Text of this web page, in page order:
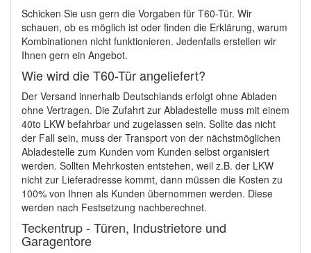
Schicken Sie usn gern die Vorgaben für T60-Tür. Wir
schauen, ob es möglich ist oder finden die Erklärung, warum
Kombinationen nicht funktionieren. Jedenfalls erstellen wir
Ihnen gern ein Angebot.
Wie wird die T60-Tür angeliefert?
Der Versand innerhalb Deutschlands erfolgt ohne Abladen
ohne Vertragen. Die Zufahrt zur Abladestelle muss mit einem
40to LKW befahrbar und zugelassen sein. Sollte das nicht
der Fall sein, muss der Transport von der nächstmöglichen
Abladestelle zum Kunden vom Kunden selbst organisiert
werden. Sollten Mehrkosten entstehen, weil z.B. der LKW
nicht zur Lieferadresse kommt, dann müssen die Kosten zu
100% von Ihnen als Kunden übernommen werden. Diese
werden nach Festsetzung nachberechnet.
Teckentrup - Türen, Industrietore und
Garagentore